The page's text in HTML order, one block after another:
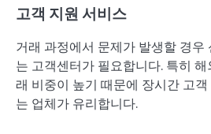
고객 지원 서비스
거래 과정에서 문제가 발생할 경우
는 고객센터가 필요합니다. 특히
래 비중이 높기 때문에 장시간 고
는 업체가 유리합니다.